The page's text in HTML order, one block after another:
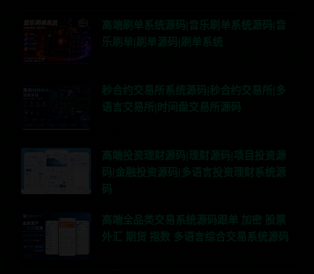
高端刷单系统源码|音乐刷单系统源码|音
乐刷单|刷单源码|刷单系统
秒合约交易所系统源码|秒合约交易所|多
语言交易所|时间盘交易所源码
高端投资理财源码|理财源码|项目投资源
码|金融投资源码|多语言投资理财系统源
码
高端全品类交易系统源码跟单 加密 股票
外汇 期货 指数 多语言综合交易系统源码